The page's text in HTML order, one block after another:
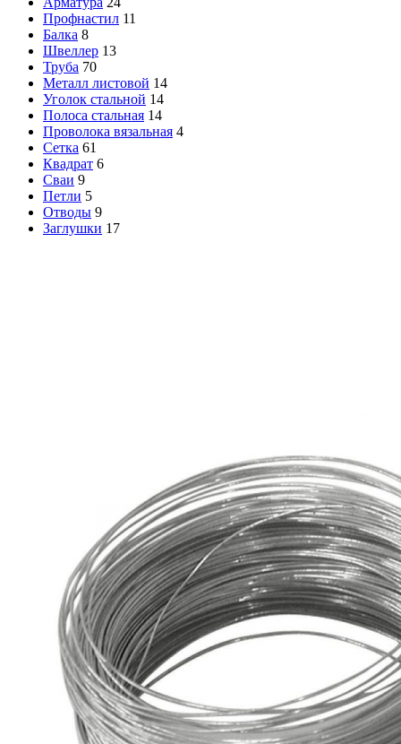
Профнастил 11
Балка 8
Швеллер 13
Труба 70
Металл листовой 14
Уголок стальной 14
Полоса стальная 14
Проволока вязальная 4
Сетка 61
Квадрат 6
Сваи 9
Петли 5
Отводы 9
Заглушки 17